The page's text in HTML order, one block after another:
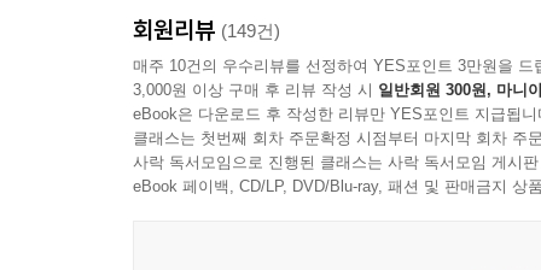
회원리뷰 (149건)
매주 10건의 우수리뷰를 선정하여 YES포인트 3만원을 드
3,000원 이상 구매 후 리뷰 작성 시 일반회원 300원, 마니
eBook은 다운로드 후 작성한 리뷰만 YES포인트 지급됩니
클래스는 첫번째 회차 주문확정 시점부터 마지막 회차 주
사락 독서모임으로 진행된 클래스는 사락 독서모임 게시
eBook 페이백, CD/LP, DVD/Blu-ray, 패션 및 판매금지 상